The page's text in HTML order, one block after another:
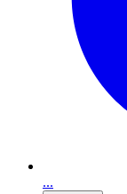
...